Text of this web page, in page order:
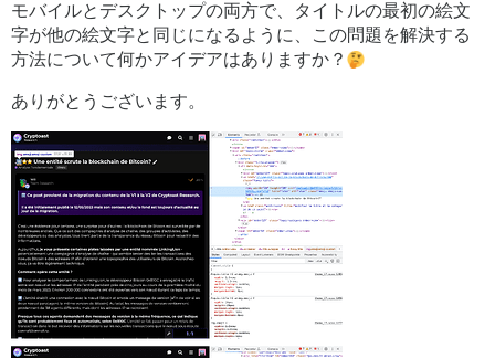
モバイルとデスクトップの両方で、タイトルの最初の絵文
字が他の絵文字と同じになるように、この問題を解決する
方法について何かアイデアはありますか？
ありがとうございます。